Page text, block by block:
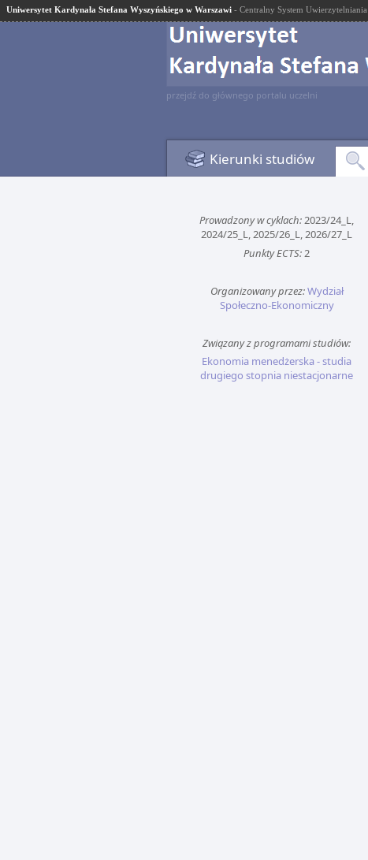
Uniwersytet Kardynała Stefana Wyszyńskiego w Warszawi - Centralny System Uwierzytelniania
przejdź do głównego portalu uczelni
Kierunki studiów
Prowadzony w cyklach:2023/24_L,
2024/25_L, 2025/26_L, 2026/27_L
Punkty ECTS:2
Organizowany przez:Wydział
Społeczno-Ekonomiczny
Związany z programami studiów:
Ekonomia menedżerska - studia
drugiego stopnia niestacjonarne